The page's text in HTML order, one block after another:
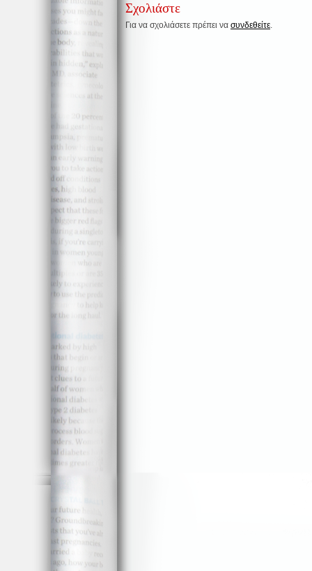
Σχολιάστε
Για να σχολιάσετε πρέπει να συνδεθείτε